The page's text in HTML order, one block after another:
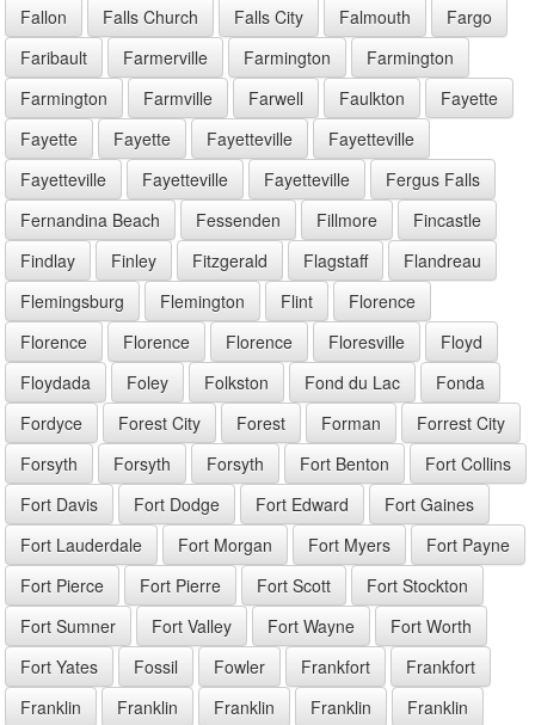
Fallon Falls Church Falls City Falmouth
Fargo
Faribault
Farmerville Farmington
Farmington
Farmington
Farmville Farwell Faulkton
Fayette
Fayette
Fayette Fayetteville
Fayetteville
Fayetteville
Fayetteville Fayetteville
Fergus Falls
Fernandina Beach
Fessenden Fillmore
Fincastle
Findlay
Finley Fitzgerald Flagstaff
Flandreau
Flemingsburg
Flemington Flint
Florence
Florence
Florence Florence Floresville
Floyd
Floydada
Foley Folkston Fond du Lac
Fonda
Fordyce
Forest City Forest Forman
Forrest City
Forsyth
Forsyth Forsyth Fort Benton
Fort Collins
Fort Davis
Fort Dodge Fort Edward
Fort Gaines
Fort Lauderdale
Fort Morgan Fort Myers
Fort Payne
Fort Pierce
Fort Pierre Fort Scott
Fort Stockton
Fort Sumner
Fort Valley Fort Wayne
Fort Worth
Fort Yates
Fossil Fowler Frankfort
Frankfort
Franklin
Franklin Franklin Franklin
Franklin